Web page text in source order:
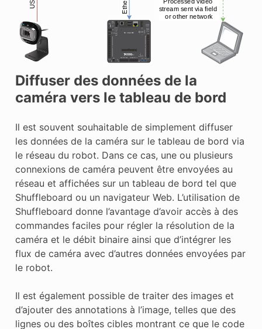
Diffuser des données de la
caméra vers le tableau de bord
Il est souvent souhaitable de simplement diffuser
les données de la caméra sur le tableau de bord via
le réseau du robot. Dans ce cas, une ou plusieurs
connexions de caméra peuvent être envoyées au
réseau et affichées sur un tableau de bord tel que
Shuffleboard ou un navigateur Web. L’utilisation de
Shuffleboard donne l’avantage d’avoir accès à des
commandes faciles pour régler la résolution de la
caméra et le débit binaire ainsi que d’intégrer les
flux de caméra avec d’autres données envoyées par
le robot.
Il est également possible de traiter des images et
d’ajouter des annotations à l’image, telles que des
lignes ou des boîtes cibles montrant ce que le code